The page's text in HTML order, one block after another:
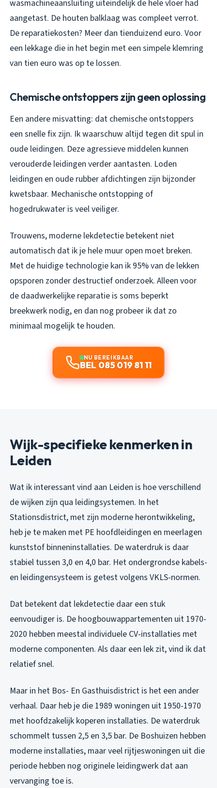
wasmachineaansluiting uiteindelijk de hele vloer had
aangetast. De houten balklaag was compleet verrot.
De reparatiekosten? Meer dan tienduizend euro. Voor
een lekkage die in het begin met een simpele klemring
van tien euro was op te lossen.
Chemische ontstoppers zijn geen oplossing
Een andere misvatting: dat chemische ontstoppers
een snelle fix zijn. Ik waarschuw altijd tegen dit spul in
oude leidingen. Deze agressieve middelen kunnen
verouderde leidingen verder aantasten. Loden
leidingen en oude rubber afdichtingen zijn bijzonder
kwetsbaar. Mechanische ontstopping of
hogedrukwater is veel veiliger.
Trouwens, moderne lekdetectie betekent niet
automatisch dat ik je hele muur open moet breken.
Met de huidige technologie kan ik 95% van de lekken
opsporen zonder destructief onderzoek. Alleen voor
de daadwerkelijke reparatie is soms beperkt
breekwerk nodig, en dan nog probeer ik dat zo
minimaal mogelijk te houden.
NU BEREIKBAAR
BEL 085 019 81 11
Wijk-specifieke kenmerken in
Leiden
Wat ik interessant vind aan Leiden is hoe verschillend
de wijken zijn qua leidingsystemen. In het
Stationsdistrict, met zijn moderne herontwikkeling,
heb je te maken met PE hoofdleidingen en meerlagen
kunststof binneninstallaties. De waterdruk is daar
stabiel tussen 3,0 en 4,0 bar. Het ondergrondse kabels-
en leidingensysteem is getest volgens VKLS-normen.
Dat betekent dat lekdetectie daar een stuk
eenvoudiger is. De hoogbouwappartementen uit 1970-
2020 hebben meestal individuele CV-installaties met
moderne componenten. Als daar een lek zit, vind ik dat
relatief snel.
Maar in het Bos- En Gasthuisdistrict is het een ander
verhaal. Daar heb je die 1989 woningen uit 1950-1970
met hoofdzakelijk koperen installaties. De waterdruk
schommelt tussen 2,5 en 3,5 bar. De Boshuizen hebben
moderne installaties, maar veel rijtjeswoningen uit die
periode hebben nog originele leidingwerk dat aan
vervanging toe is.